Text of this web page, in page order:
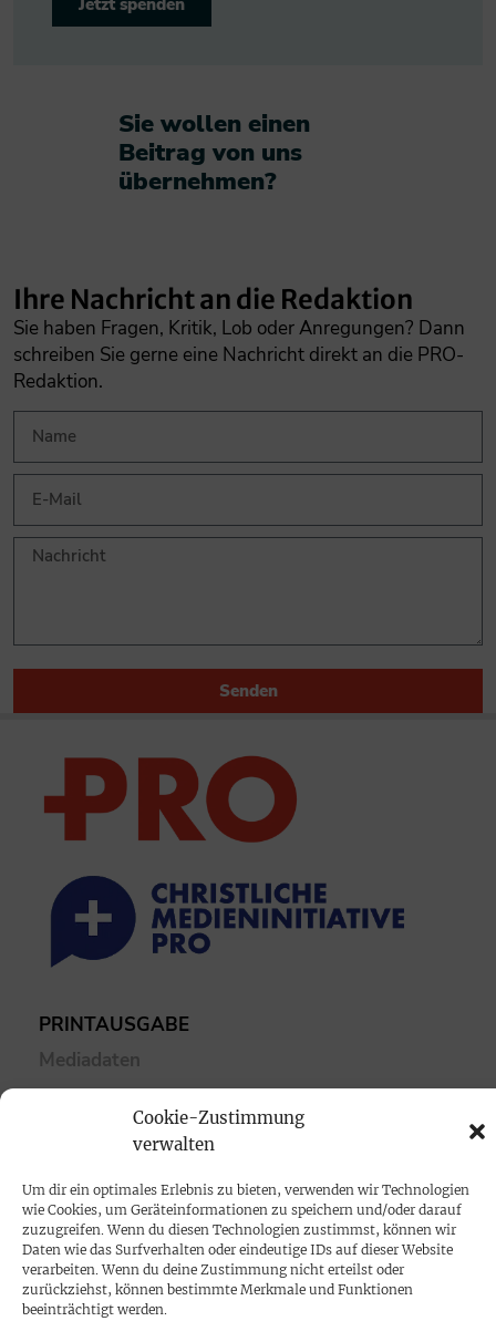
Cookie-Zustimmung
verwalten
Um dir ein optimales Erlebnis zu bieten, verwenden wir Technologien
wie Cookies, um Geräteinformationen zu speichern und/oder darauf
zuzugreifen. Wenn du diesen Technologien zustimmst, können wir
Daten wie das Surfverhalten oder eindeutige IDs auf dieser Website
verarbeiten. Wenn du deine Zustimmung nicht erteilst oder
zurückziehst, können bestimmte Merkmale und Funktionen
beeinträchtigt werden.
Sie wollen einen
Beitrag von uns
übernehmen?​
Ihre Nachricht an die Redaktion
Sie haben Fragen, Kritik, Lob oder Anregungen? Dann
schreiben Sie gerne eine Nachricht direkt an die PRO-
Redaktion.
Senden
PRINTAUSGABE
Mediadaten
PROKOMPAKT
SPENDEN
Datenschutz
KONTAKT